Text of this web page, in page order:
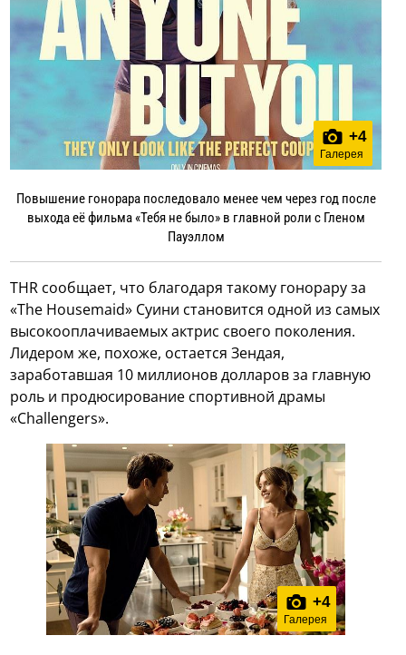
+4
Галерея
Повышение гонорара последовало менее чем через год после
выхода её фильма «Тебя не было» в главной роли с Гленом
Пауэллом
THR сообщает, что благодаря такому гонорару за
«The Housemaid» Суини становится одной из самых
высокооплачиваемых актрис своего поколения.
Лидером же, похоже, остается Зендая,
заработавшая 10 миллионов долларов за главную
роль и продюсирование спортивной драмы
«Challengers».
+4
Галерея